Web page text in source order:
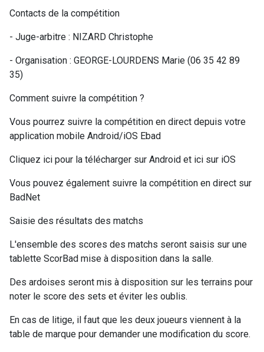
Contacts de la compétition
- Juge-arbitre : NIZARD Christophe
- Organisation : GEORGE-LOURDENS Marie (06 35 42 89
35)
Comment suivre la compétition ?
Vous pourrez suivre la compétition en direct depuis votre
application mobile Android/iOS Ebad
Cliquez ici pour la télécharger sur Android et ici sur iOS
Vous pouvez également suivre la compétition en direct sur
BadNet
Saisie des résultats des matchs
L'ensemble des scores des matchs seront saisis sur une
tablette ScorBad mise à disposition dans la salle.
Des ardoises seront mis à disposition sur les terrains pour
noter le score des sets et éviter les oublis.
En cas de litige, il faut que les deux joueurs viennent à la
table de marque pour demander une modification du score.